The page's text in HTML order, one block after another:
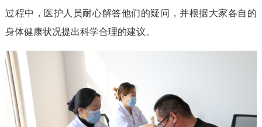
过程中，医护人员耐心解答他们的疑问，并根据大家各自的
身体健康状况提出科学合理的建议。